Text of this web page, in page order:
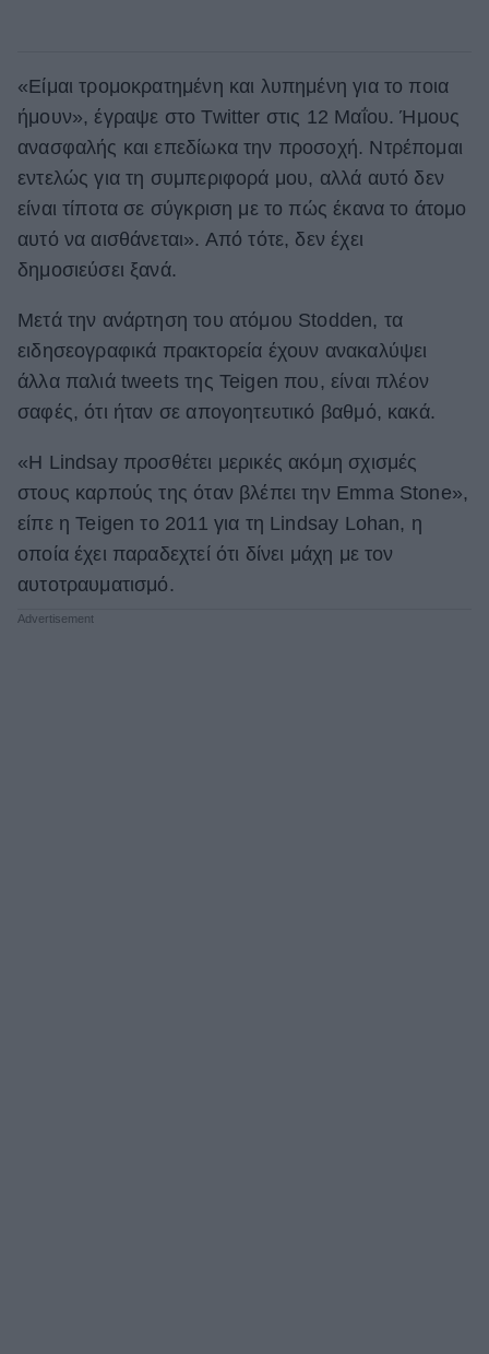
«Είμαι τρομοκρατημένη και λυπημένη για το ποια
ήμουν», έγραψε στο Twitter στις 12 Μαΐου. Ήμους
ανασφαλής και επεδίωκα την προσοχή. Ντρέπομαι
εντελώς για τη συμπεριφορά μου, αλλά αυτό δεν
είναι τίποτα σε σύγκριση με το πώς έκανα το άτομο
αυτό να αισθάνεται». Από τότε, δεν έχει
δημοσιεύσει ξανά.
Μετά την ανάρτηση του ατόμου Stodden, τα
ειδησεογραφικά πρακτορεία έχουν ανακαλύψει
άλλα παλιά tweets της Teigen που, είναι πλέον
σαφές, ότι ήταν σε απογοητευτικό βαθμό, κακά.
«Η Lindsay προσθέτει μερικές ακόμη σχισμές
στους καρπούς της όταν βλέπει την Emma Stone»,
είπε η Teigen το 2011 για τη Lindsay Lohan, η
οποία έχει παραδεχτεί ότι δίνει μάχη με τον
αυτοτραυματισμό.